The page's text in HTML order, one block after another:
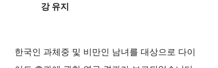
강 유지
한국인 과체중 및 비만인 남녀를 대상으로 다이